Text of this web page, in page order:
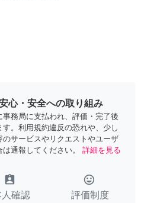
心・安全への取り組み
事務局に支払われ、評価・完了後
す。利用規約違反の恐れや、少し
のサービスやリクエストやユーザ
通報してください。
詳細を見る
assignment_ind
人確認
tag_faces
評価制度